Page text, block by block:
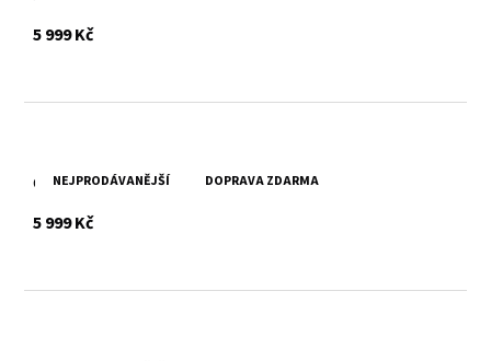
5 999 Kčs DPH
NEJPRODÁVANĚJŠÍ DOPRAVA ZDARMA
Černý dámský kožený křivák Fayola
5 999 Kčs DPH